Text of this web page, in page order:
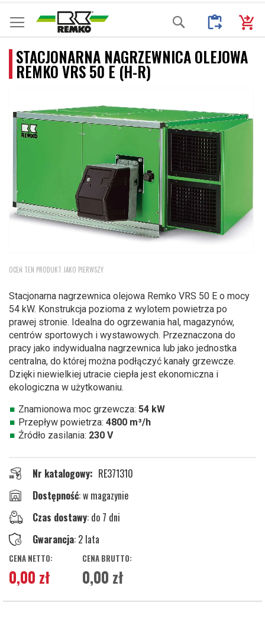
Przejdź
do
treści
Mój
Moje
Search
STACJONARNA NAGRZEWNICA OLEJOWA
REMKO VRS 50 E (H-R)
koniec
galerii
na
galerii
OCEŃ TEN PRODUKT JAKO PIERWSZY
Stacjonarna nagrzewnica olejowa Remko VRS 50 E o mocy
54 kW. Konstrukcja pozioma z wylotem powietrza po
prawej stronie. Idealna do ogrzewania hal, magazynów,
centrów sportowych i wystawowych. Przeznaczona do
pracy jako indywidualna nagrzewnica lub jako jednostka
centralna, do której można podłączyć kanały grzewcze.
Dzięki niewielkiej utracie ciepła jest ekonomiczna i
ekologiczna w użytkowaniu.
Znamionowa moc grzewcza: 54 kW
Przepływ powietrza: 4800 m³/h
Źródło zasilania: 230 V
Nr katalogowy
RE371310
w magazynie
Czas dostawy: do 7 dni
Gwarancja: 2 lata
0,00 zł
0,00 zł